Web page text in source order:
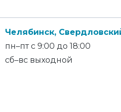
Челябинск,
пн–пт с 9:00 до 18:00
сб–вс выходной